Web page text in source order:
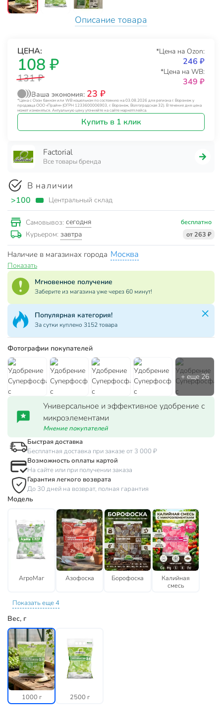
Описание товара
ЦЕНА:
108 ₽
131 ₽
*Цена на Ozon:
246 ₽
*Цена на WB:
349 ₽
Ваша экономия: 23 ₽
*Цена с Озон банком или WB кошельком по состоянию на 03.08.2026 для региона г. Воронеж у
продавца ООО «Прайм» (ОГРН 1233600006903, г. Воронеж, Волгоградская 32). В течение дня цена
может изменяться. Актуальную цену уточняйте на сайте маркетплейса.
Купить в 1 клик
Factorial
Все товары бренда
В наличии
>100 Центральный склад
Самовывоз: сегодня бесплатно
Курьером: завтра от 263 ₽
Наличие в магазинах города Москва
Показать
Мгновенное получение
Заберите из магазина уже через 60 минут!
Популярная категория!
За сутки куплено 3152 товара
Фотографии покупателей
Универсальное и эффективное удобрение с
микроэлементами
Мнение покупателей
Быстрая доставка
Бесплатная доставка при заказе от 3 000 ₽
Возможность оплаты картой
На сайте или при получении заказа
Гарантия легкого возврата
До 30 дней на возврат, полная гарантия
Модель
АгроМаг Азофоска Борофоска
Калийная
смесь
Показать еще 4
Вес, г
1000 г 2500 г